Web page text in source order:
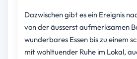
Dazwischen gibt es ein Ereignis
von der äusserst aufmerksamen
wunderbares Essen bis zu einem
mit wohltuender Ruhe im Lokal,